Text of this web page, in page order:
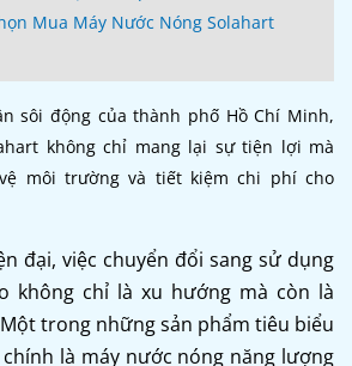
Mua Máy Nước Nóng Solahart
sôi động của thành phố Hồ Chí Minh,
không chỉ mang lại sự tiện lợi mà
môi trường và tiết kiệm chi phí cho
đại, việc chuyển đổi sang sử dụng
không chỉ là xu hướng mà còn là
trong những sản phẩm tiêu biểu
là máy nước nóng năng lượng